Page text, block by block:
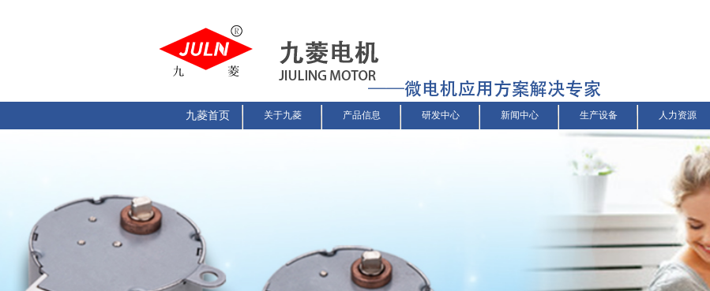
九菱首页 关于九菱 产品信息 研发中心 新闻中心 生产设备 人力资源